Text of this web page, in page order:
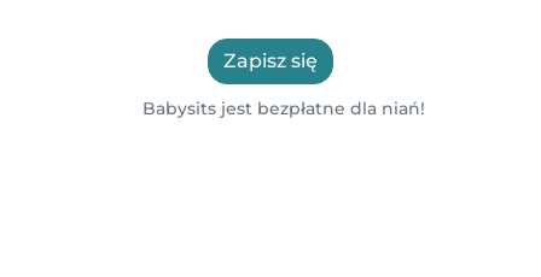
Zapisz się
Babysits jest bezpłatne dla niań!